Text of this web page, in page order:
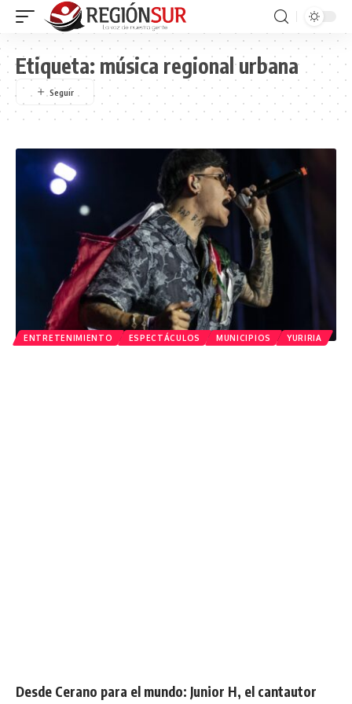
Etiqueta: música regional urbana
ENTRETENIMIENTO ESPECTÁCULOS MUNICIPIOS YURIRIA
Desde Cerano para el mundo: Junior H, el cantautor